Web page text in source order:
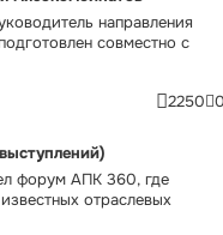
направления
совместно с
2250
форум АПК 360, где
отраслевых